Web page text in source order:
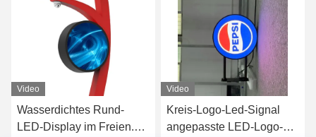
Video
Wasserdichtes Rund-
LED-Display im Freien.
Video
Kreis-Logo-Led-Signal
angepasste LED-Logo-